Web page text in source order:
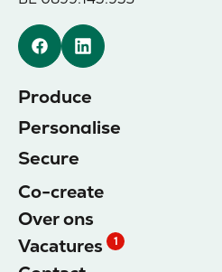
FacebookLinkedin
Produce
Personalise
Secure
Co-create
Over ons
Vacatures
1